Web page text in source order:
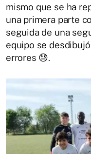
mismo que se ha
una primera parte
seguida de una
equipo se
errores 😓.